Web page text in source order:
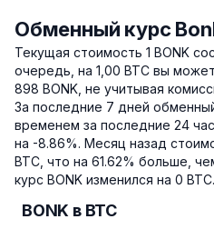
Обменный курс
Текущая стоимость 1 BONK
очередь, на 1,00 BTC вы
898 BONK, не учитывая
За последние 7 дней
временем за последние 24
на -8.86%. Месяц назад
BTC, что на 61.62% больше,
курс BONK изменился на 0 BTC.
BONK в BTC